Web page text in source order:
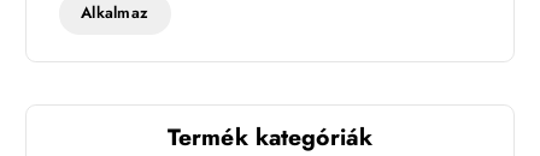
Alkalmaz
Termék kategóriák